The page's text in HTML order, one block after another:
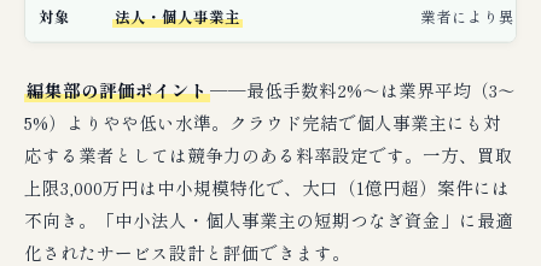
対象 法人・個人事業主 業者により異な
編集部の評価ポイント──最低手数料2%〜は業界平均（3〜
5%）よりやや低い水準。クラウド完結で個人事業主にも対
応する業者としては競争力のある料率設定です。一方、買取
上限3,000万円は中小規模特化で、大口（1億円超）案件には
不向き。「中小法人・個人事業主の短期つなぎ資金」に最適
化されたサービス設計と評価できます。